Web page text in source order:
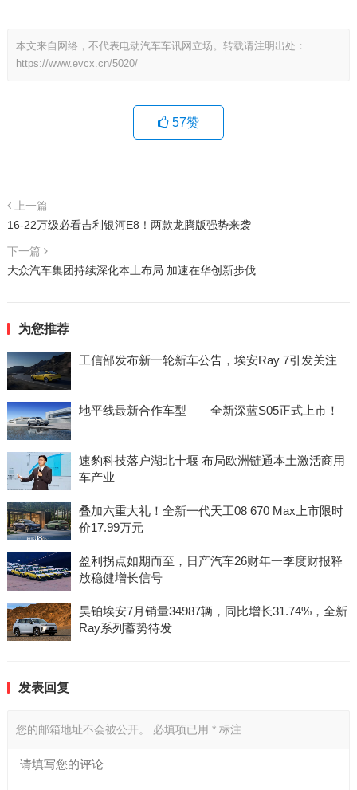
本文来自网络，不代表电动汽车车讯网立场。转载请注明出处：
https://www.evcx.cn/5020/
57赞
上一篇
16-22万级必看吉利银河E8！两款龙腾版强势来袭
下一篇
大众汽车集团持续深化本土布局 加速在华创新步伐
为您推荐
工信部发布新一轮新车公告，埃安Ray 7引发关注
地平线最新合作车型——全新深蓝S05正式上市！
速豹科技落户湖北十堰 布局欧洲链通本土激活商用
车产业
叠加六重大礼！全新一代天工08 670 Max上市限时
价17.99万元
盈利拐点如期而至，日产汽车26财年一季度财报释
放稳健增长信号
昊铂埃安7月销量34987辆，同比增长31.74%，全新
Ray系列蓄势待发
发表回复
您的邮箱地址不会被公开。 必填项已用 *标注